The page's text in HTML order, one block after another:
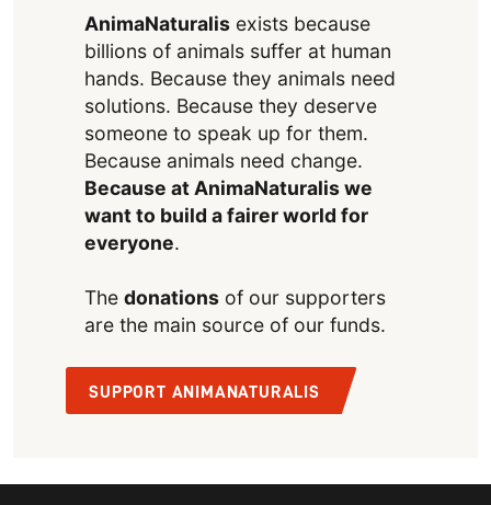
AnimaNaturalisexists because
billions of animals suffer at human
hands. Because they animals need
solutions. Because they deserve
someone to speak up for them.
Because animals need change.
Because at AnimaNaturalis we
want to build a fairer world for
everyone.
The donationsof our supporters
are the main source of our funds.
SUPPORT ANIMANATURALIS